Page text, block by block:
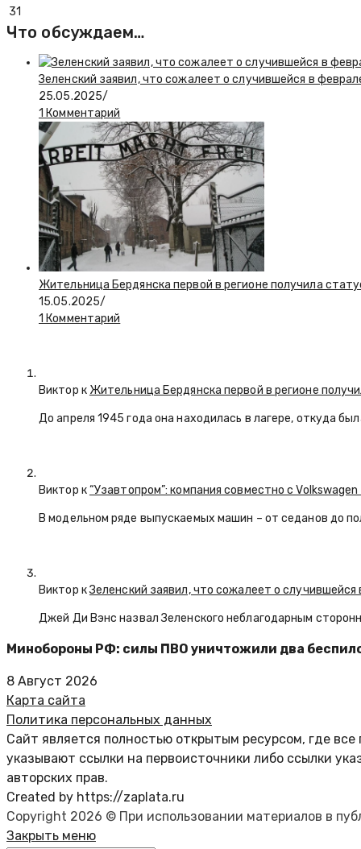
31
Что обсуждаем…
Зеленский заявил, что сожалеет о случившейся в
25.05.2025/
1 Комментарий
Жительница Бердянска первой в регионе получила
15.05.2025/
1 Комментарий
Виктор к Жительница Бердянска первой в регионе
До апреля 1945 года она находилась в лагере, откуда
Виктор к“Узавтопром”: компания совместно с
В модельном ряде выпускаемых машин – от седанов до
Виктор кЗеленский заявил, что сожалеет о
Джей Ди Вэнс назвал Зеленского неблагодарным
Минобороны РФ: силы ПВО уничтожили два
8 Август 2026
Карта сайта
Политика персональных данных
Сайт является полностью открытым ресурсом, где
указывают ссылки на первоисточники либо ссылки
авторских прав.
Created by https://zaplata.ru
Copyright 2026 © При использовании материалов в
Закрыть меню